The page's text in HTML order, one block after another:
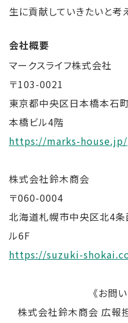
生に貢献していきたいと考
会社概要
マークスライフ株式会社
〒103-0021
東京都中央区日本橋本石
本橋ビル4階
https://marks-house.jp/
株式会社鈴木商会
〒060-0004
北海道札幌市中央区北4
ル6F
https://suzuki-
《お問
株式会社鈴木商会 広